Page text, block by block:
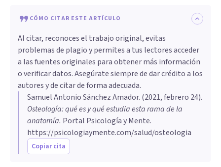
CÓMO CITAR ESTE ARTÍCULO
Al citar, reconoces el trabajo original, evitas
problemas de plagio y permites a tus lectores acceder
a las fuentes originales para obtener más información
o verificar datos. Asegúrate siempre de dar crédito a los
autores y de citar de forma adecuada.
Samuel Antonio Sánchez Amador. (2021, febrero 24).
Osteología: qué es y qué estudia esta rama de la
anatomía. Portal Psicología y Mente.
https://psicologiaymente.com/salud/osteologia
Copiar cita